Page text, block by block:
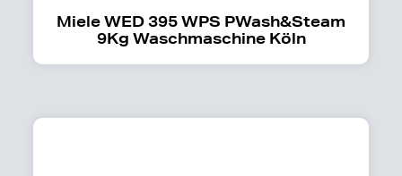
Miele WED 395 WPS PWash&Steam
9Kg Waschmaschine Köln